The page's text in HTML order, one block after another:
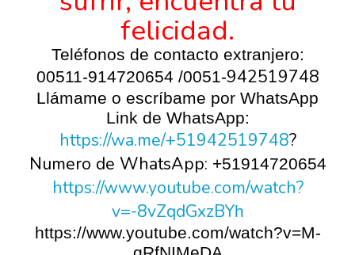
felicidad.
Teléfonos de contacto extranjero:
00511-914720654 /0051-942519748
Llámame o escríbame por WhatsApp
Link de WhatsApp:
https://wa.me/+51942519748?
Numero de WhatsApp: +51914720654
https://www.youtube.com/watch?
v=-8vZqdGxzBYh
https://www.youtube.com/watch?v=M-